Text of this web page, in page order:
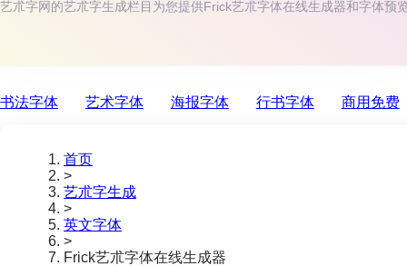
艺朮字网的艺朮字生成栏目为您提供Frick艺朮字体在线生成器和字体预
书法字体 艺术字体 海报字体 行书字体 商用免费
首页
>
艺朮字生成
>
英文字体
>
Frick艺朮字体在线生成器